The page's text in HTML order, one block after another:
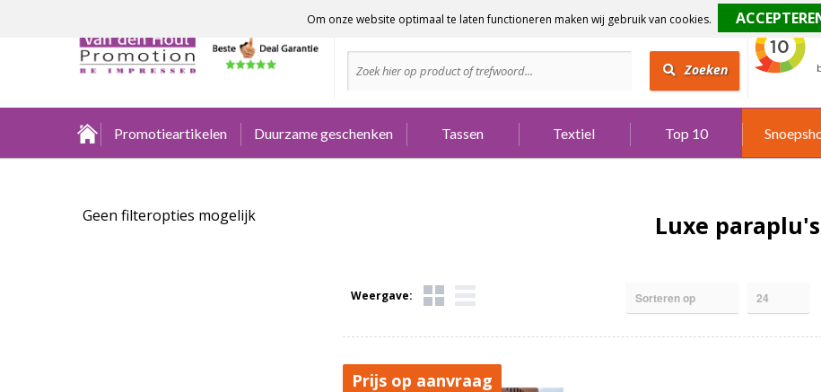
Advies nodig?
Zoeken
Promotieartikelen Duurzame geschenken Tassen Textiel Top 10
Geen filteropties mogelijk Luxe paraplu's
Weergave:
Prijs op aanvraag
Om onze website optimaal te laten functioneren maken wij gebruik van cookies.